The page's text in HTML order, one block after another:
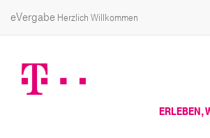
eVergabe Herzlich Willkommen
ERLEBEN,